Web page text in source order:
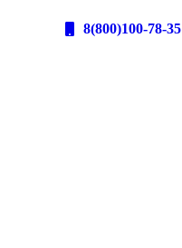
8(800)100-78-35